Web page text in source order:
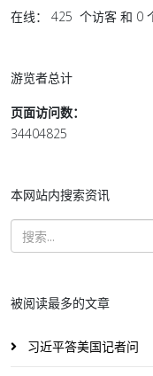
在线： 425 个访客 和 0
游览者总计
页面访问数：
34404825
本网站内搜索资讯
被阅读最多的文章
习近平答美国记者问